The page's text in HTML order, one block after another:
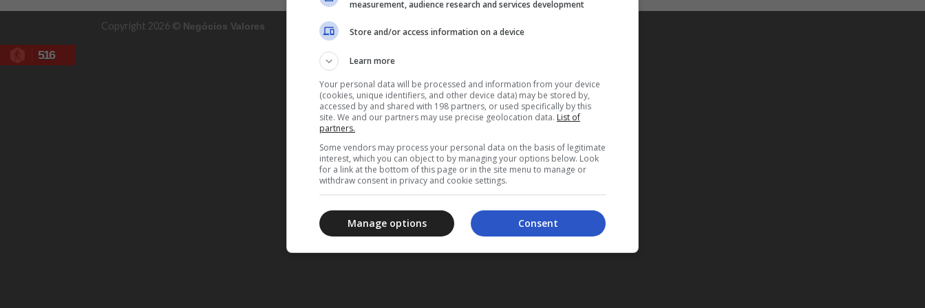
Copyright 2026 © Negócios Valores
516
measurement, audience research and services development
Store and/or access information on a device
Learn more
Your personal data will be processed and information from your device
(cookies, unique identifiers, and other device data) may be stored by,
accessed by and shared with 198 partners, or used specifically by this
site. We and our partners may use precise geolocation data. List of
partners.
Some vendors may process your personal data on the basis of legitimate
interest, which you can object to by managing your options below. Look
for a link at the bottom of this page or in the site menu to manage or
withdraw consent in privacy and cookie settings.
Consent
Manage options